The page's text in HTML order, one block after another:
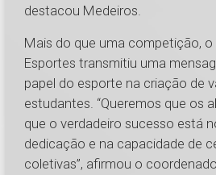
destacou Medeiros.
Mais do que uma competição,
Esportes transmitiu uma
papel do esporte na criação de
estudantes. “Queremos que os
que o verdadeiro sucesso está
dedicação e na capacidade de
coletivas”, afirmou o